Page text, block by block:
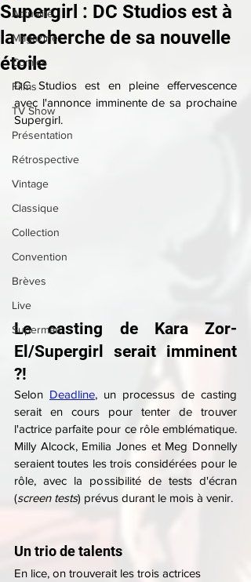
Actualité
Magazine
Comics
Films
TV Show
Présentation
Rétrospective
Vintage
Classique
Collection
Convention
Brèves
Live
Superman
Supergirl : DC Studios est à
la recherche de sa nouvelle
étoile
DC Studios est en pleine effervescence
avec l'annonce imminente de sa prochaine
Supergirl.
Le casting de Kara Zor-
El/Supergirl serait imminent
?!
Selon Deadline, un processus de casting
serait en cours pour tenter de trouver
l'actrice parfaite pour ce rôle emblématique.
Milly Alcock, Emilia Jones et Meg Donnelly
seraient toutes les trois considérées pour le
rôle, avec la possibilité de tests d'écran
(screen tests) prévus durant le mois à venir.
Un trio de talents
En lice, on trouverait les trois actrices